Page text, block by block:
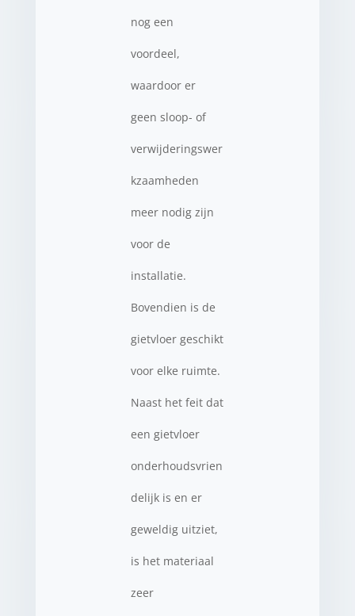
nog een
voordeel,
waardoor er
geen sloop- of
verwijderingswer
kzaamheden
meer nodig zijn
voor de
installatie.
Bovendien is de
gietvloer geschikt
voor elke ruimte.
Naast het feit dat
een gietvloer
onderhoudsvrien
delijk is en er
geweldig uitziet,
is het materiaal
zeer